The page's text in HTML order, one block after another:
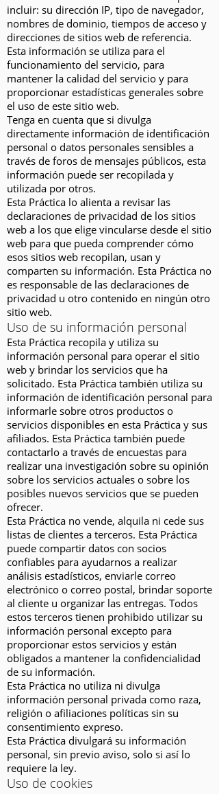
incluir: su dirección IP, tipo de navegador,
nombres de dominio, tiempos de acceso y
direcciones de sitios web de referencia.
Esta información se utiliza para el
funcionamiento del servicio, para
mantener la calidad del servicio y para
proporcionar estadísticas generales sobre
el uso de este sitio web.
Tenga en cuenta que si divulga
directamente información de identificación
personal o datos personales sensibles a
través de foros de mensajes públicos, esta
información puede ser recopilada y
utilizada por otros.
Esta Práctica lo alienta a revisar las
declaraciones de privacidad de los sitios
web a los que elige vincularse desde el sitio
web para que pueda comprender cómo
esos sitios web recopilan, usan y
comparten su información. Esta Práctica no
es responsable de las declaraciones de
privacidad u otro contenido en ningún otro
sitio web.
Uso de su información personal
Esta Práctica recopila y utiliza su
información personal para operar el sitio
web y brindar los servicios que ha
solicitado. Esta Práctica también utiliza su
información de identificación personal para
informarle sobre otros productos o
servicios disponibles en esta Práctica y sus
afiliados. Esta Práctica también puede
contactarlo a través de encuestas para
realizar una investigación sobre su opinión
sobre los servicios actuales o sobre los
posibles nuevos servicios que se pueden
ofrecer.
Esta Práctica no vende, alquila ni cede sus
listas de clientes a terceros. Esta Práctica
puede compartir datos con socios
confiables para ayudarnos a realizar
análisis estadísticos, enviarle correo
electrónico o correo postal, brindar soporte
al cliente u organizar las entregas. Todos
estos terceros tienen prohibido utilizar su
información personal excepto para
proporcionar estos servicios y están
obligados a mantener la confidencialidad
de su información.
Esta Práctica no utiliza ni divulga
información personal privada como raza,
religión o afiliaciones políticas sin su
consentimiento expreso.
Esta Práctica divulgará su información
personal, sin previo aviso, solo si así lo
requiere la ley.
Uso de cookies